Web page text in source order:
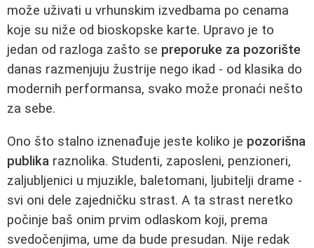
može uživati u vrhunskim izvedbama po cenama
koje su niže od bioskopske karte. Upravo je to
jedan od razloga zašto se preporuke za pozorište
danas razmenjuju žustrije nego ikad - od klasika do
modernih performansa, svako može pronaći nešto
za sebe.
Ono što stalno iznenađuje jeste koliko je pozorišna
publika raznolika. Studenti, zaposleni, penzioneri,
zaljubljenici u mjuzikle, baletomani, ljubitelji drame -
svi oni dele zajedničku strast. A ta strast neretko
počinje baš onim prvim odlaskom koji, prema
svedočenjima, ume da bude presudan. Nije redak